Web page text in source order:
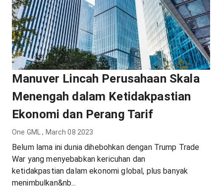
Manuver Lincah Perusahaan Skala
Menengah dalam Ketidakpastian
Ekonomi dan Perang Tarif
One GML , March 08 2023
Belum lama ini dunia dihebohkan dengan Trump Trade
War yang menyebabkan kericuhan dan
ketidakpastian dalam ekonomi global, plus banyak
menimbulkan&nb...